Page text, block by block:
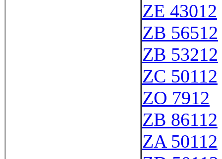
ZE 43012
ZB 56512
ZB 53212
ZC 50112
ZO 7912
ZB 86112
ZA 50112